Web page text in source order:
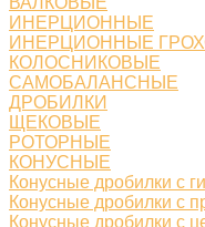
ИНЕРЦИОННЫЕ
ИНЕРЦИОННЫЕ
КОЛОСНИКОВЫЕ
САМОБАЛАНСНЫЕ
ДРОБИЛКИ
ЩЕКОВЫЕ
РОТОРНЫЕ
КОНУСНЫЕ
Конусные дробилки с
Конусные дробилки с
Конусные дробилки с